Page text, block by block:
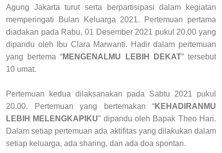
Agung Jakarta turut serta berpartisipasi dalam kegiatan
memperingati Bulan Keluarga 2021. Pertemuan pertama
diadakan pada Rabu, 01 Desember 2021 pukul 20.00 yang
dipandu oleh Ibu Clara Marwanti. Hadir dalam pertemuan
yang bertema “MENGENALMU LEBIH DEKAT” tersebut
10 umat.
Pertemuan kedua dilaksanakan pada Sabtu 2021 pukul
20.00. Pertemuan yang bertemakan “KEHADIRANMU
LEBIH MELENGKAPIKU” dipandu oleh Bapak Theo Hari.
Dalam setiap pertemuan ada aktifitas yang dilakukan dalam
setiap keluarga, ada sharing, dan ada doa spontan.